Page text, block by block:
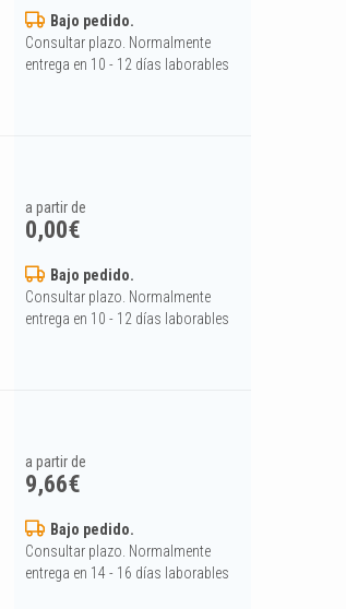
Bajo pedido.
Consultar plazo. Normalmente
entrega en 10 - 12 días laborables
a partir de
0,00€
Bajo pedido.
Consultar plazo. Normalmente
entrega en 10 - 12 días laborables
a partir de
9,66€
Bajo pedido.
Consultar plazo. Normalmente
entrega en 14 - 16 días laborables